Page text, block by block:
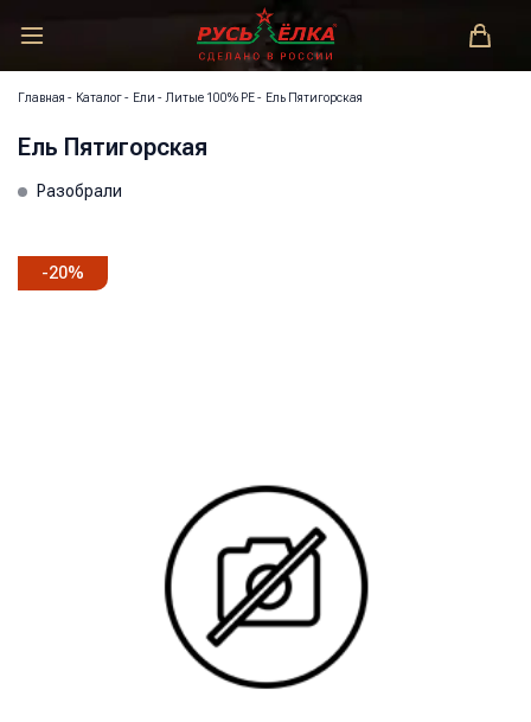
РУСЬ-ЁЛКА – ЗАКОНОДАТЕЛЬ МОДЫ!
Главная - Каталог- Ели - Литые 100% РЕ- Ель Пятигорская
Ель Пятигорская
Разобрали
-20%